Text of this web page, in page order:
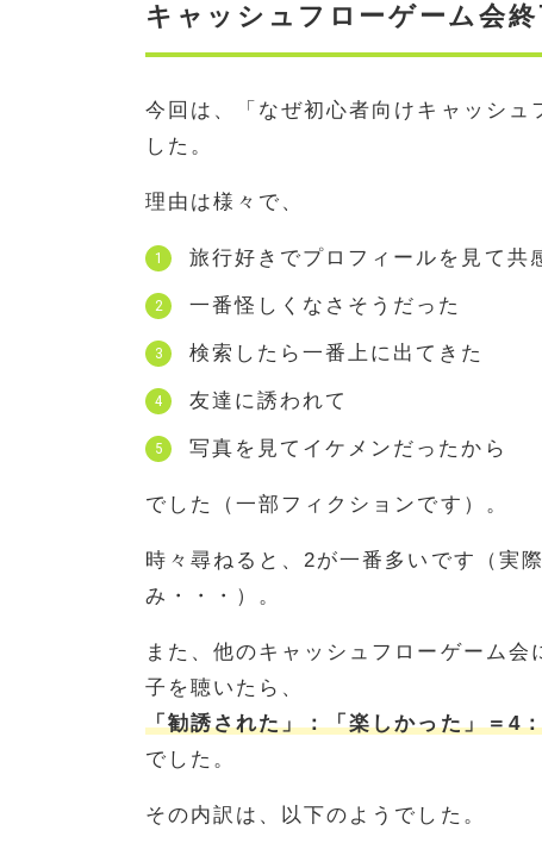
キャッシュフローゲーム会
今回は、「なぜ初心者向けキャッシュ
した。
理由は様々で、
旅行好きでプロフィールを見て共
一番怪しくなさそうだった
検索したら一番上に出てきた
友達に誘われて
写真を見てイケメンだったから
でした（一部フィクションです）。
時々尋ねると、2が一番多いです（実
み・・・）。
また、他のキャッシュフローゲーム
子を聴いたら、
「勧誘された」：「楽しかった」＝4
でした。
その内訳は、以下のようでした。